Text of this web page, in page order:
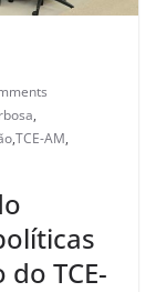
,
,TCE-AM,
TCE-